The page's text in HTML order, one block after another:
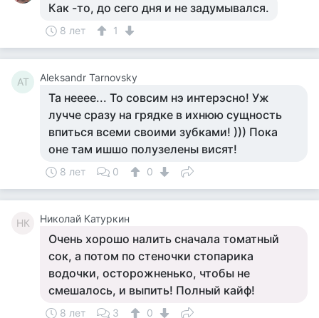
Как -то, до сего дня и не задумывался.
8 лет 1
AT Aleksandr Tarnovsky
Та нееее... То совсим нэ интерэсно! Уж
лучче сразу на грядке в ихнюю сущность
впиться всеми своими зубками! ))) Пока
оне там ишшо полузелены висят!
8 лет 0 0
НК Николай Катуркин
Очень хорошо налить сначала томатный
сок, а потом по стеночки стопарика
водочки, осторожненько, чтобы не
смешалось, и выпить! Полный кайф!
8 лет 3 0